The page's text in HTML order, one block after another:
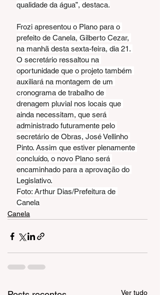
qualidade da água”, destaca.
Frozi apresentou o Plano para o
prefeito de Canela, Gilberto Cezar,
na manhã desta sexta-feira, dia 21.
O secretário ressaltou na
oportunidade que o projeto também
auxiliará na montagem de um
cronograma de trabalho de
drenagem pluvial nos locais que
ainda necessitam, que será
administrado futuramente pelo
secretário de Obras, José Vellinho
Pinto. Assim que estiver plenamente
concluído, o novo Plano será
encaminhado para a aprovação do
Legislativo.
Foto: Arthur Dias/Prefeitura de
Canela
Canela
Ver tudo